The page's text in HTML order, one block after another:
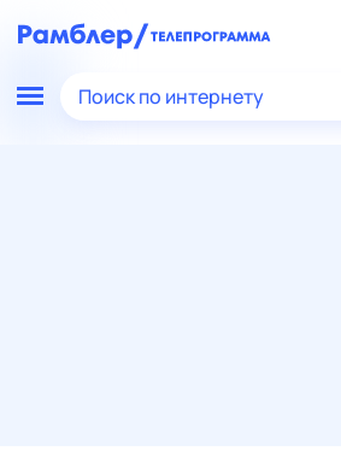
Поиск по интернету